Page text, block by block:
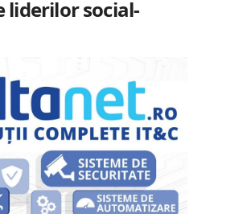
liderilor social-